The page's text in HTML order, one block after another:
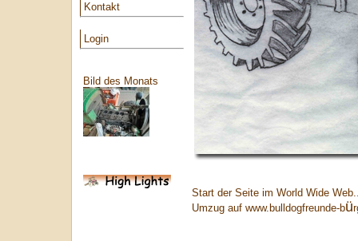
Kontakt
Login
Bild des Monats
Start der Seite im World Wide
Umzug auf www.bulldogfreunde-bü